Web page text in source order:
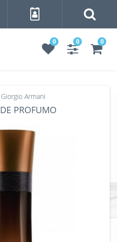
0 0 0
Giorgio Armani
PROFUMO